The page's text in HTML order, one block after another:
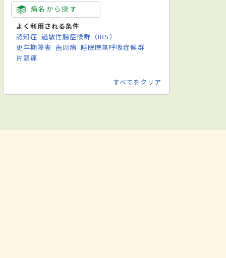
病名から探す
よく利用される条件
認知症 過敏性腸症候群（IBS）
更年期障害 歯周病 睡眠時無呼吸症候群
片頭痛
すべてをクリア